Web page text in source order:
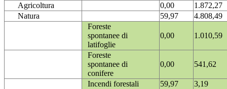
Agricoltura 0,00
1.872,27
Natura
59,97
4.808,49
Foreste
spontanee di
latifoglie
0,00 1.010,59
Foreste
spontanee di
conifere
0,00 541,62
Incendi forestali 59,97 3,19